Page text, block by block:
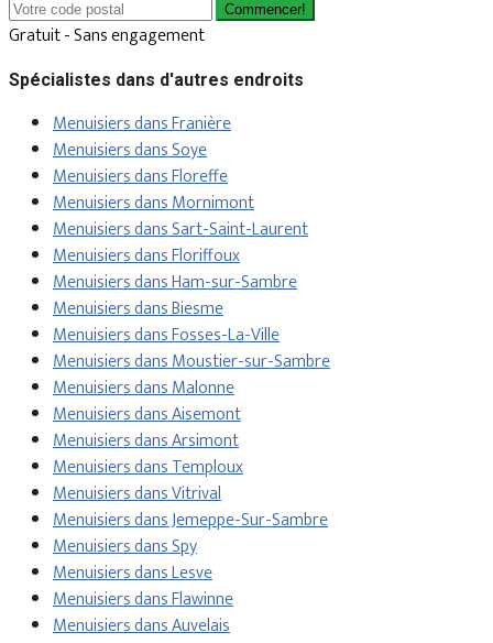
Commencer!
Gratuit - Sans engagement
Spécialistes dans d'autres endroits
Menuisiers dans Franière
Menuisiers dans Soye
Menuisiers dans Floreffe
Menuisiers dans Mornimont
Menuisiers dans Sart-Saint-Laurent
Menuisiers dans Floriffoux
Menuisiers dans Ham-sur-Sambre
Menuisiers dans Biesme
Menuisiers dans Fosses-La-Ville
Menuisiers dans Moustier-sur-Sambre
Menuisiers dans Malonne
Menuisiers dans Aisemont
Menuisiers dans Arsimont
Menuisiers dans Temploux
Menuisiers dans Vitrival
Menuisiers dans Jemeppe-Sur-Sambre
Menuisiers dans Spy
Menuisiers dans Lesve
Menuisiers dans Flawinne
Menuisiers dans Auvelais